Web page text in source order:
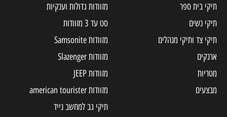
תיקי בית ספר
תיקי נשים
תיקי צד ותיקי מנהלים
ארנקים
מטריות
מבצעים
מזוודות גדולות וענקיות
סט עד 3 מזוודות
מזוודות Samsonite
מזוודות Slazenger
מזוודות JEEP
מזוודות american tourister
תיקי גב למחשב נייד